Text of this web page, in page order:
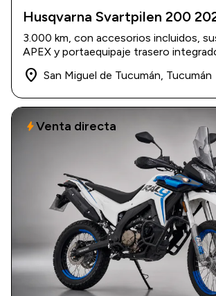
2024 |
$ 5.900.000
Husqvarna Svartpilen 200
3.000 km, con accesorios incluidos,
APEX y portaequipaje trasero
place San Miguel de Tucumán, Tucumán
boltVenta directa